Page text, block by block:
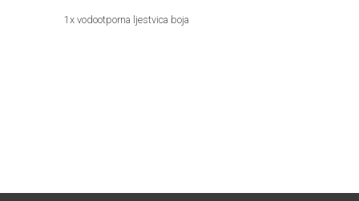
1x vodootporna ljestvica boja